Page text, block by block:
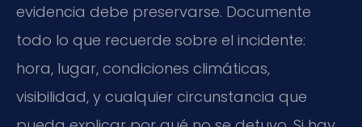
evidencia debe preservarse. Documente
todo lo que recuerde sobre el incidente:
hora, lugar, condiciones climáticas,
visibilidad, y cualquier circunstancia que